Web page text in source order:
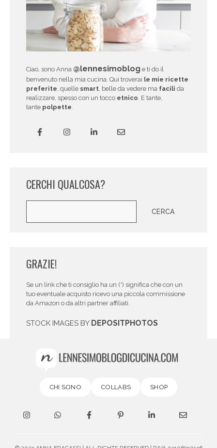
Ciao, sono Anna @lennesimoblog e ti do il
benvenuto nella mia cucina. Qui troverai le mie ricette
preferite , quelle smart , belle da vedere ma facili da
realizzare, spesso con un tocco etnico . E tante,
tante polpette
CERCHI QUALCOSA?
CERCA
GRAZIE!
Se un link che ti consiglio ha un (*) significa che con un
tuo eventuale acquisto ricevo una piccola commissione
da Amazon o da altri partner affiliati.
STOCK IMAGES BY DEPOSITPHOTOS
CHI SONO COLLABS SHOP